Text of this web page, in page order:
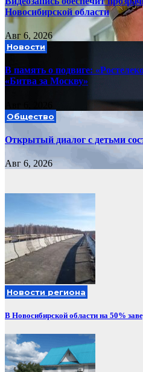
Новосибирской области
Авг 6, 2026
Новости
В память о подвиге:
«Битва за Москву»
Общество
Открытый диалог с детьми
Авг 6, 2026
Новости региона
В Новосибирской области на 50%